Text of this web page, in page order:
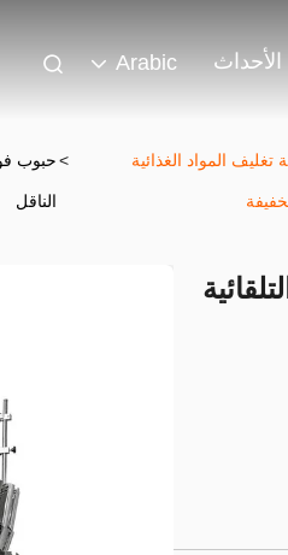
الأحداث Arabic
تغليف المواد الغذائية >حبوب
الناقل